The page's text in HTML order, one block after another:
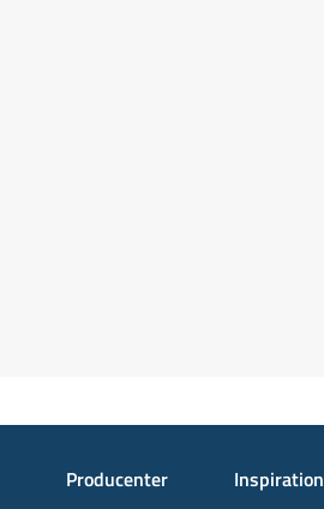
Producenter Inspiration